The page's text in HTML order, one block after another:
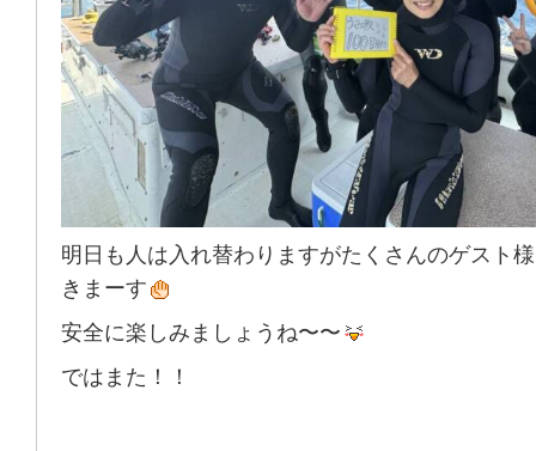
明日も人は入れ替わりますがたくさんのゲスト
きまーす
安全に楽しみましょうね〜〜
ではまた！！